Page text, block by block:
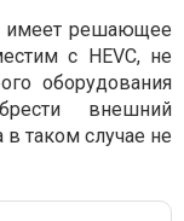
имеет решающее
с HEVC, не
оборудования
внешний
таком случае не